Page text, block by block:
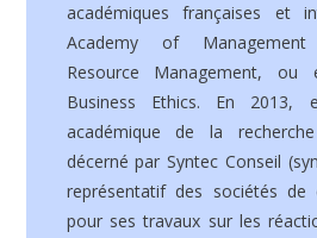
académiques françaises et
Academy of Management
Resource Management, ou
Business Ethics. En
académique de la
décerné par Syntec Conseil
représentatif des sociétés de
pour ses travaux sur les